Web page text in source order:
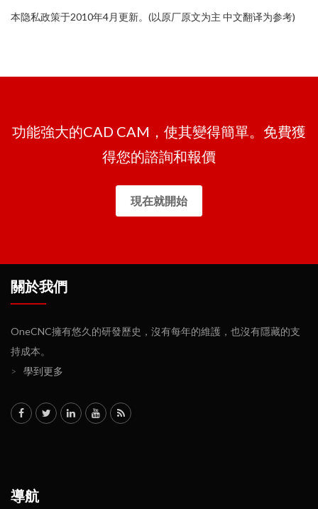
本隐私政策于2010年4月更新。 (以原厂原文为主 中文翻译为参考)
功能強大的CAD CAM，使其變得簡單。免費獲
得您的諮詢和報價
現在就開始
關於我們
OneCNC擁有悠久的研發歷史，沒有每年的維護，也沒有隱藏的支
持成本。
>
學到更多
導航